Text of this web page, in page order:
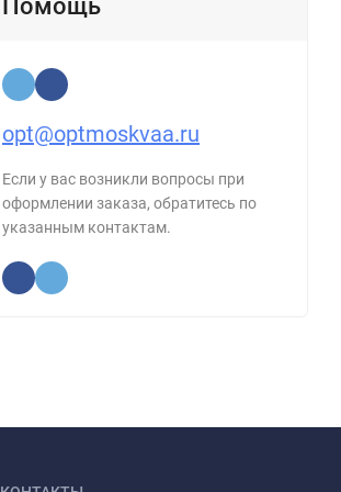
Помощь
opt@optmoskvaa.ru
Если у вас возникли вопросы при
оформлении заказа, обратитесь по
указанным контактам.